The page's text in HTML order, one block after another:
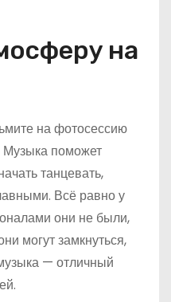
на
на фотосессию
Музыка поможет
танцевать,
Всё равно у
они не были,
могут замкнуться,
— отличный